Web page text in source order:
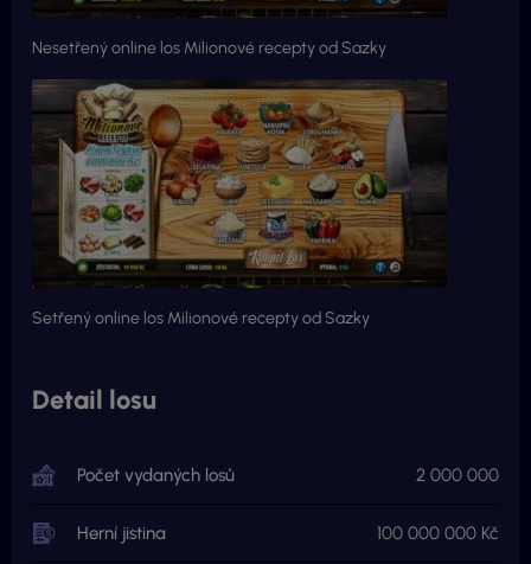
Nesetřený online los Milionové recepty od Sazky
Setřený online los Milionové recepty od Sazky
Detail losu
Počet vydaných losů 2 000 000
Herní jistina 100 000 000 Kč